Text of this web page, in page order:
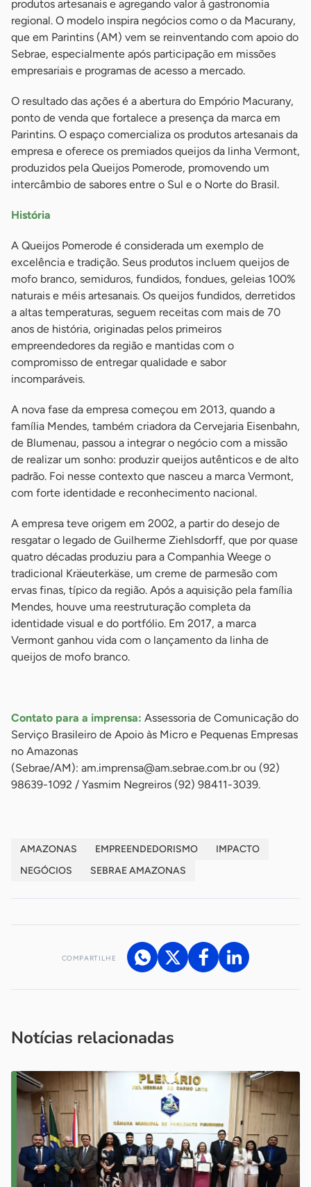
produtos artesanais e agregando valor à gastronomia
regional. O modelo inspira negócios como o da Macurany,
que em Parintins (AM) vem se reinventando com apoio do
Sebrae, especialmente após participação em missões
empresariais e programas de acesso a mercado.
O resultado das ações é a abertura do Empório Macurany,
ponto de venda que fortalece a presença da marca em
Parintins. O espaço comercializa os produtos artesanais da
empresa e oferece os premiados queijos da linha Vermont,
produzidos pela Queijos Pomerode, promovendo um
intercâmbio de sabores entre o Sul e o Norte do Brasil.
História
A Queijos Pomerode é considerada um exemplo de
excelência e tradição. Seus produtos incluem queijos de
mofo branco, semiduros, fundidos, fondues, geleias 100%
naturais e méis artesanais. Os queijos fundidos, derretidos
a altas temperaturas, seguem receitas com mais de 70
anos de história, originadas pelos primeiros
empreendedores da região e mantidas com o
compromisso de entregar qualidade e sabor
incomparáveis.
A nova fase da empresa começou em 2013, quando a
família Mendes, também criadora da Cervejaria Eisenbahn,
de Blumenau, passou a integrar o negócio com a missão
de realizar um sonho: produzir queijos autênticos e de alto
padrão. Foi nesse contexto que nasceu a marca Vermont,
com forte identidade e reconhecimento nacional.
A empresa teve origem em 2002, a partir do desejo de
resgatar o legado de Guilherme Ziehlsdorff, que por quase
quatro décadas produziu para a Companhia Weege o
tradicional Kräeuterkäse, um creme de parmesão com
ervas finas, típico da região. Após a aquisição pela família
Mendes, houve uma reestruturação completa da
identidade visual e do portfólio. Em 2017, a marca
Vermont ganhou vida com o lançamento da linha de
queijos de mofo branco.
Contato para a imprensa: Assessoria de Comunicação do
Serviço Brasileiro de Apoio às Micro e Pequenas Empresas
no Amazonas
(Sebrae/AM): am.imprensa@am.sebrae.com.brou (92)
98639-1092 / Yasmim Negreiros (92) 98411-3039.
AMAZONAS EMPREENDEDORISMO
IMPACTO
NEGÓCIOS
SEBRAE AMAZONAS
COMPARTILHE
Notícias relacionadas